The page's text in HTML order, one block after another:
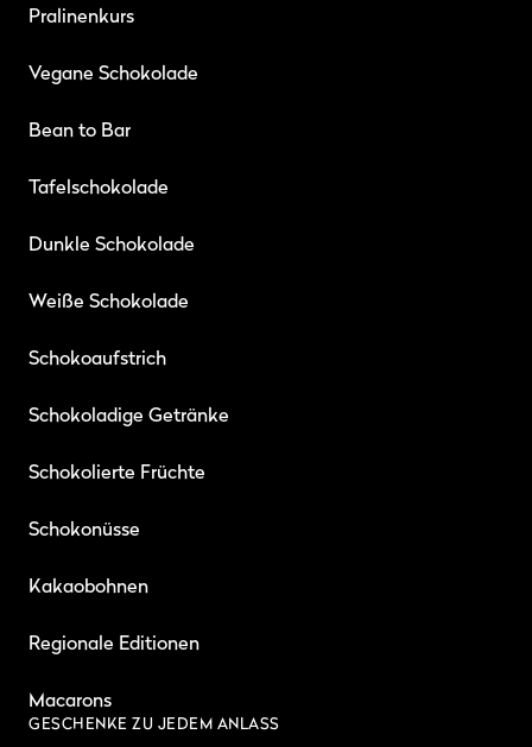
Pralinenkurs
Vegane Schokolade
Bean to Bar
Tafelschokolade
Dunkle Schokolade
Weiße Schokolade
Schokoaufstrich
Schokoladige Getränke
Schokolierte Früchte
Schokonüsse
Kakaobohnen
Regionale Editionen
Macarons
GESCHENKE ZU JEDEM ANLASS